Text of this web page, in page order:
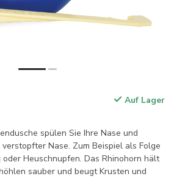
Auf Lager
spülen Sie Ihre Nase und
Nase. Zum Beispiel als Folge
Heuschnupfen. Das Rhinohorn hält
sauber und beugt Krusten und